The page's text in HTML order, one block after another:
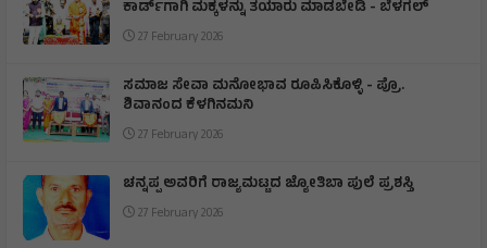
ಕಾರ್ಡ್‌ಗಾಗಿ ಮಕ್ಕಳನ್ನು ತಯಾರು ಮಾಡಬೇಡಿ - ಬೆಳಗಲ್
27 February 2026
ಸಮಾಜ ಸೇವಾ ಮನೋಭಾವ ರೂಪಿಸಿಕೊಳ್ಳಿ - ಪ್ರೊ.
ಶಿವಾನಂದ ಕೆಳಗಿನಮನಿ
27 February 2026
ಚನ್ನಪ್ಪ ಅವರಿಗೆ ರಾಜ್ಯಮಟ್ಟದ ಜ್ಯೋತಿಬಾ ಪುಲೆ ಪ್ರಶಸ್ತಿ
27 February 2026